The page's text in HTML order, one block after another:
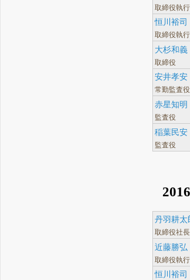
取締役執
恒川裕司
取締役執
大杉和義
取締役
安井孝安
常勤監査役
赤星知明
監査役
稲葉民安
監査役
丹羽耕太
取締役社
近藤勝弘
取締役執
恒川裕司